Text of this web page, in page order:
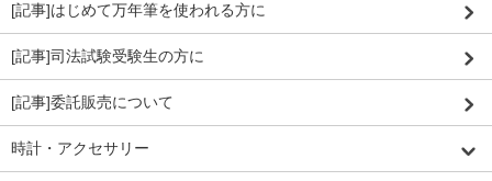
[記事]はじめて万年筆を使われる方に
[記事]司法試験受験生の方に
[記事]委託販売について
時計・アクセサリー